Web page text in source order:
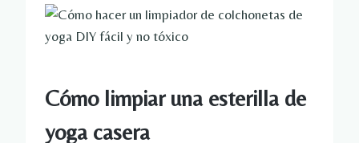
Cómo limpiar una esterilla de
yoga casera